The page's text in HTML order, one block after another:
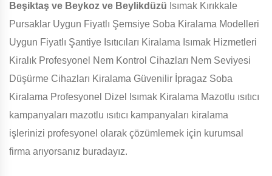
Beşiktaş ve Beykoz ve Beylikdüzü Isımak Kırıkkale
Pursaklar Uygun Fiyatlı Şemsiye Soba Kiralama Modelleri
Uygun Fiyatlı Şantiye Isıtıcıları Kiralama Isımak Hizmetleri
Kiralık Profesyonel Nem Kontrol Cihazları Nem Seviyesi
Düşürme Cihazları Kiralama Güvenilir İpragaz Soba
Kiralama Profesyonel Dizel Isımak Kiralama Mazotlu ısıtıcı
kampanyaları mazotlu ısıtıcı kampanyaları kiralama
işlerinizi profesyonel olarak çözümlemek için kurumsal
firma arıyorsanız buradayız.